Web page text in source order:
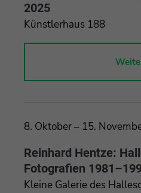
2025
Künstlerhaus 188
8. Oktober – 15.
Reinhard Hentze:
Fotografien
Kleine Galerie des